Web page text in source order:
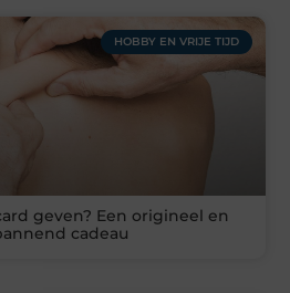
HOBBY EN VRIJE TIJD
geven? Een origineel en
cadeau